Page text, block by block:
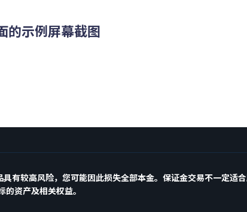
的示例屏幕截图
有较高风险，您可能因此损失全部本金。保证金交易不一定适
资产及相关权益。